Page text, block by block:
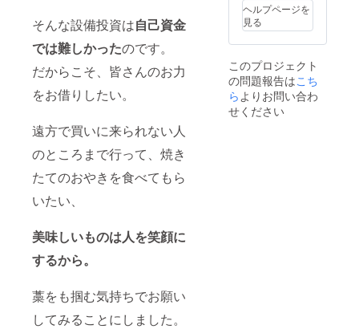
そんな設備投資は自己資金
では難しかったのです。
だからこそ、皆さんのお力
をお借りしたい。
遠方で買いに来られない人
のところまで行って、焼き
たてのおやきを食べてもら
いたい、
美味しいものは人を笑顔に
するから。
藁をも掴む気持ちでお願い
してみることにしました。
ヘルプページを
見る
このプロジェクト
の問題報告はこち
ら よりお問い合わ
せください